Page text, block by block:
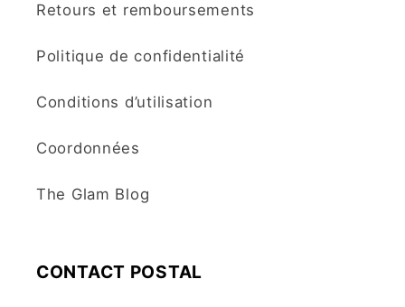
Retours et remboursements
Politique de confidentialité
Conditions d’utilisation
Coordonnées
The Glam Blog
CONTACT POSTAL